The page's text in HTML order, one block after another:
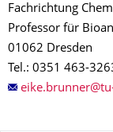
Fachrichtung
Professor für
01062 Dresden
Tel.: 0351 463-